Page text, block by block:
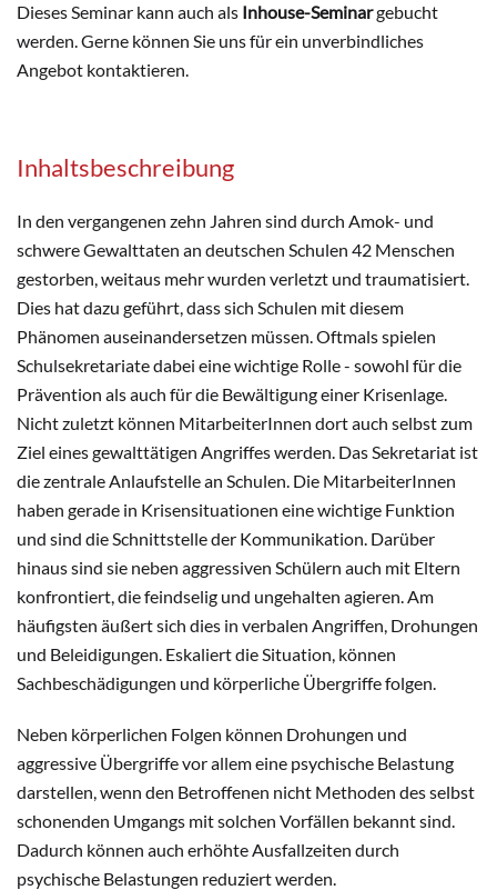
Dieses Seminar kann auch als Inhouse-Seminargebucht
werden. Gerne können Sie uns für ein unverbindliches
Angebot kontaktieren.
Inhaltsbeschreibung
In den vergangenen zehn Jahren sind durch Amok- und
schwere Gewalttaten an deutschen Schulen 42 Menschen
gestorben, weitaus mehr wurden verletzt und traumatisiert.
Dies hat dazu geführt, dass sich Schulen mit diesem
Phänomen auseinandersetzen müssen. Oftmals spielen
Schulsekretariate dabei eine wichtige Rolle - sowohl für die
Prävention als auch für die Bewältigung einer Krisenlage.
Nicht zuletzt können MitarbeiterInnen dort auch selbst zum
Ziel eines gewalttätigen Angriffes werden. Das Sekretariat ist
die zentrale Anlaufstelle an Schulen. Die MitarbeiterInnen
haben gerade in Krisensituationen eine wichtige Funktion
und sind die Schnittstelle der Kommunikation. Darüber
hinaus sind sie neben aggressiven Schülern auch mit Eltern
konfrontiert, die feindselig und ungehalten agieren. Am
häufigsten äußert sich dies in verbalen Angriffen, Drohungen
und Beleidigungen. Eskaliert die Situation, können
Sachbeschädigungen und körperliche Übergriffe folgen.
Neben körperlichen Folgen können Drohungen und
aggressive Übergriffe vor allem eine psychische Belastung
darstellen, wenn den Betroffenen nicht Methoden des selbst
schonenden Umgangs mit solchen Vorfällen bekannt sind.
Dadurch können auch erhöhte Ausfallzeiten durch
psychische Belastungen reduziert werden.